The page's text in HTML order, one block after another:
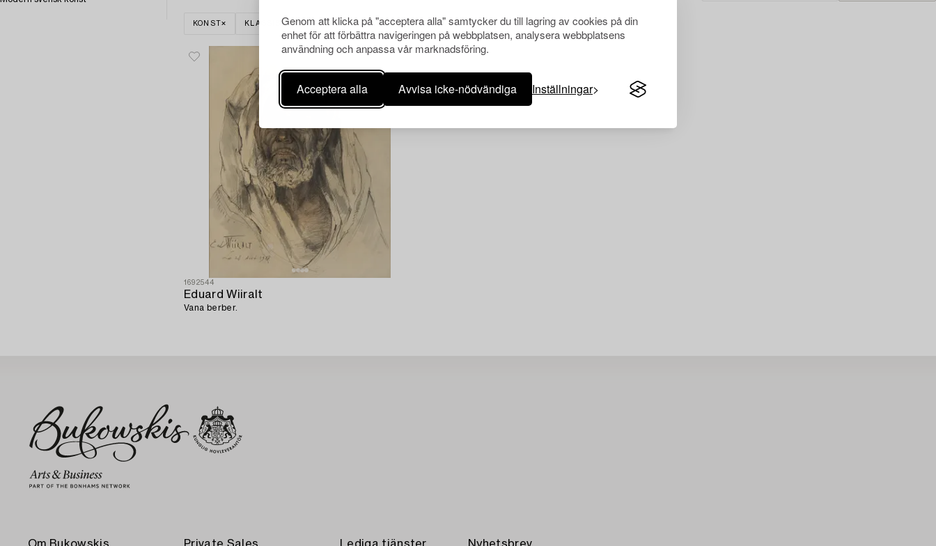
Genom att klicka på "acceptera alla" samtycker du till lagring av cookies på din
enhet för att förbättra navigeringen på webbplatsen, analysera webbplatsens
användning och anpassa vår marknadsföring.
Acceptera alla Avvisa icke-nödvändiga Inställningar
KONST KLASSISK INTERNATIONELL KONST RENSA ALLA
1692544
Eduard Wiiralt
Vana berber.